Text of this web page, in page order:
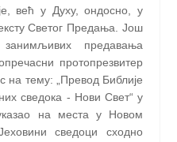
већ у Духу, ондосно, у
Светог Предања. Још
предавања
протопрезвитер
на тему: „Превод Библије
сведока - Нови Свет“ у
на места у Новом
сведоци сходно